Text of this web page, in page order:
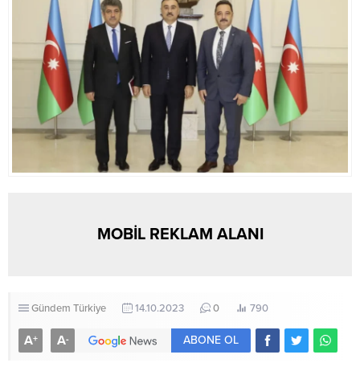
MOBİL REKLAM ALANI
Gündem Türkiye 14.10.2023 0 790
A+ A- ABONE OL